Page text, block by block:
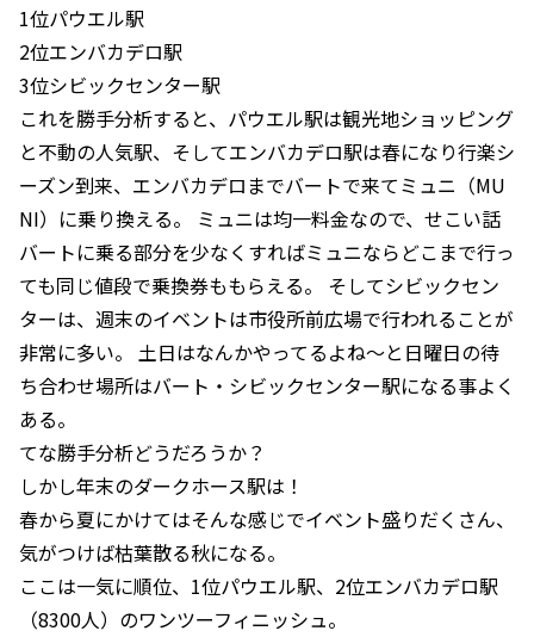
1位パウエル駅
2位エンバカデロ駅
3位シビックセンター駅
これを勝手分析すると、パウエル駅は観光地ショッピング
と不動の人気駅、そしてエンバカデロ駅は春になり行楽シ
ーズン到来、エンバカデロまでバートで来てミュニ（MU
NI）に乗り換える。 ミュニは均一料金なので、せこい話
バートに乗る部分を少なくすればミュニならどこまで行っ
ても同じ値段で乗換券ももらえる。 そしてシビックセン
ターは、週末のイベントは市役所前広場で行われることが
非常に多い。 土日はなんかやってるよね〜と日曜日の待
ち合わせ場所はバート・シビックセンター駅になる事よく
ある。
てな勝手分析どうだろうか？
しかし年末のダークホース駅は！
春から夏にかけてはそんな感じでイベント盛りだくさん、
気がつけば枯葉散る秋になる。
ここは一気に順位、1位パウエル駅、2位エンバカデロ駅
（8300人）のワンツーフィニッシュ。